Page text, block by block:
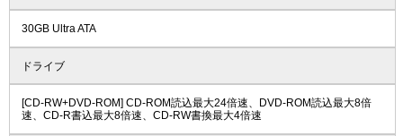
30GB Ultra ATA
ドライブ
[CD-RW+DVD-ROM] CD-ROM読込最大24倍速、DVD-ROM読込最大8倍
速、CD-R書込最大8倍速、CD-RW書換最大4倍速